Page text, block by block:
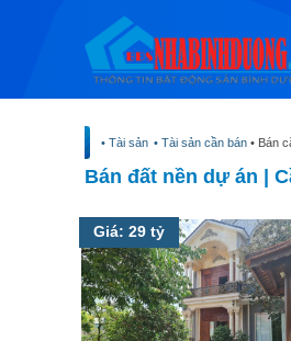
• Tài sản • Tài sản cần bán • Bán
Bán đất nền dự án
Giá: 29 tỷ